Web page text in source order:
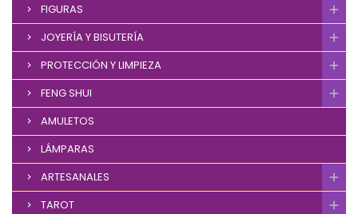
FIGURAS
JOYERÍA Y BISUTERÍA
PROTECCIÓN Y LIMPIEZA
FENG SHUI
AMULETOS
LÁMPARAS
ARTESANALES
TAROT